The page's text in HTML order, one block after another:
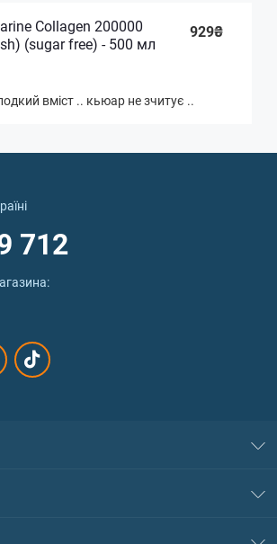
Collagen 200000
(sugar free) - 500 мл
929₴
вміст .. кьюар не зчитує ..
712